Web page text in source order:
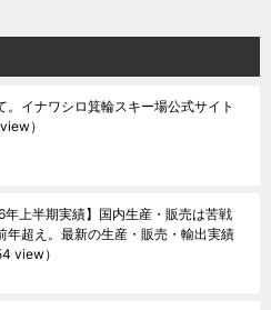
。イナワシロ箕輪スキー場公式サイト
）
年上半期実績】国内生産・販売は苦戦
年超え。最新の生産・販売・輸出実績
view）